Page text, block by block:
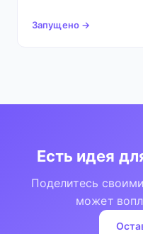
Запущено →
Есть идея
Поделитесь
может